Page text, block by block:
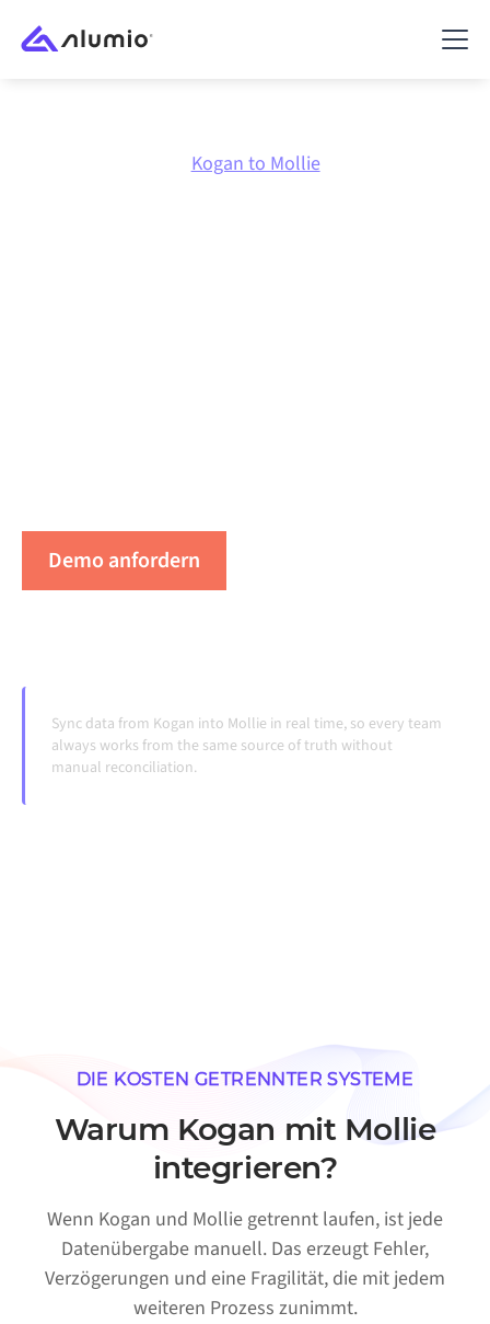
Kogan to Mollie
Demo anfordern
Sync data from Kogan into Mollie in real time, so every team
always works from the same source of truth without
manual reconciliation.
DIE KOSTEN GETRENNTER SYSTEME
Warum Kogan mit Mollie
integrieren?
Wenn Kogan und Mollie getrennt laufen, ist jede
Datenübergabe manuell. Das erzeugt Fehler,
Verzögerungen und eine Fragilität, die mit jedem
weiteren Prozess zunimmt.